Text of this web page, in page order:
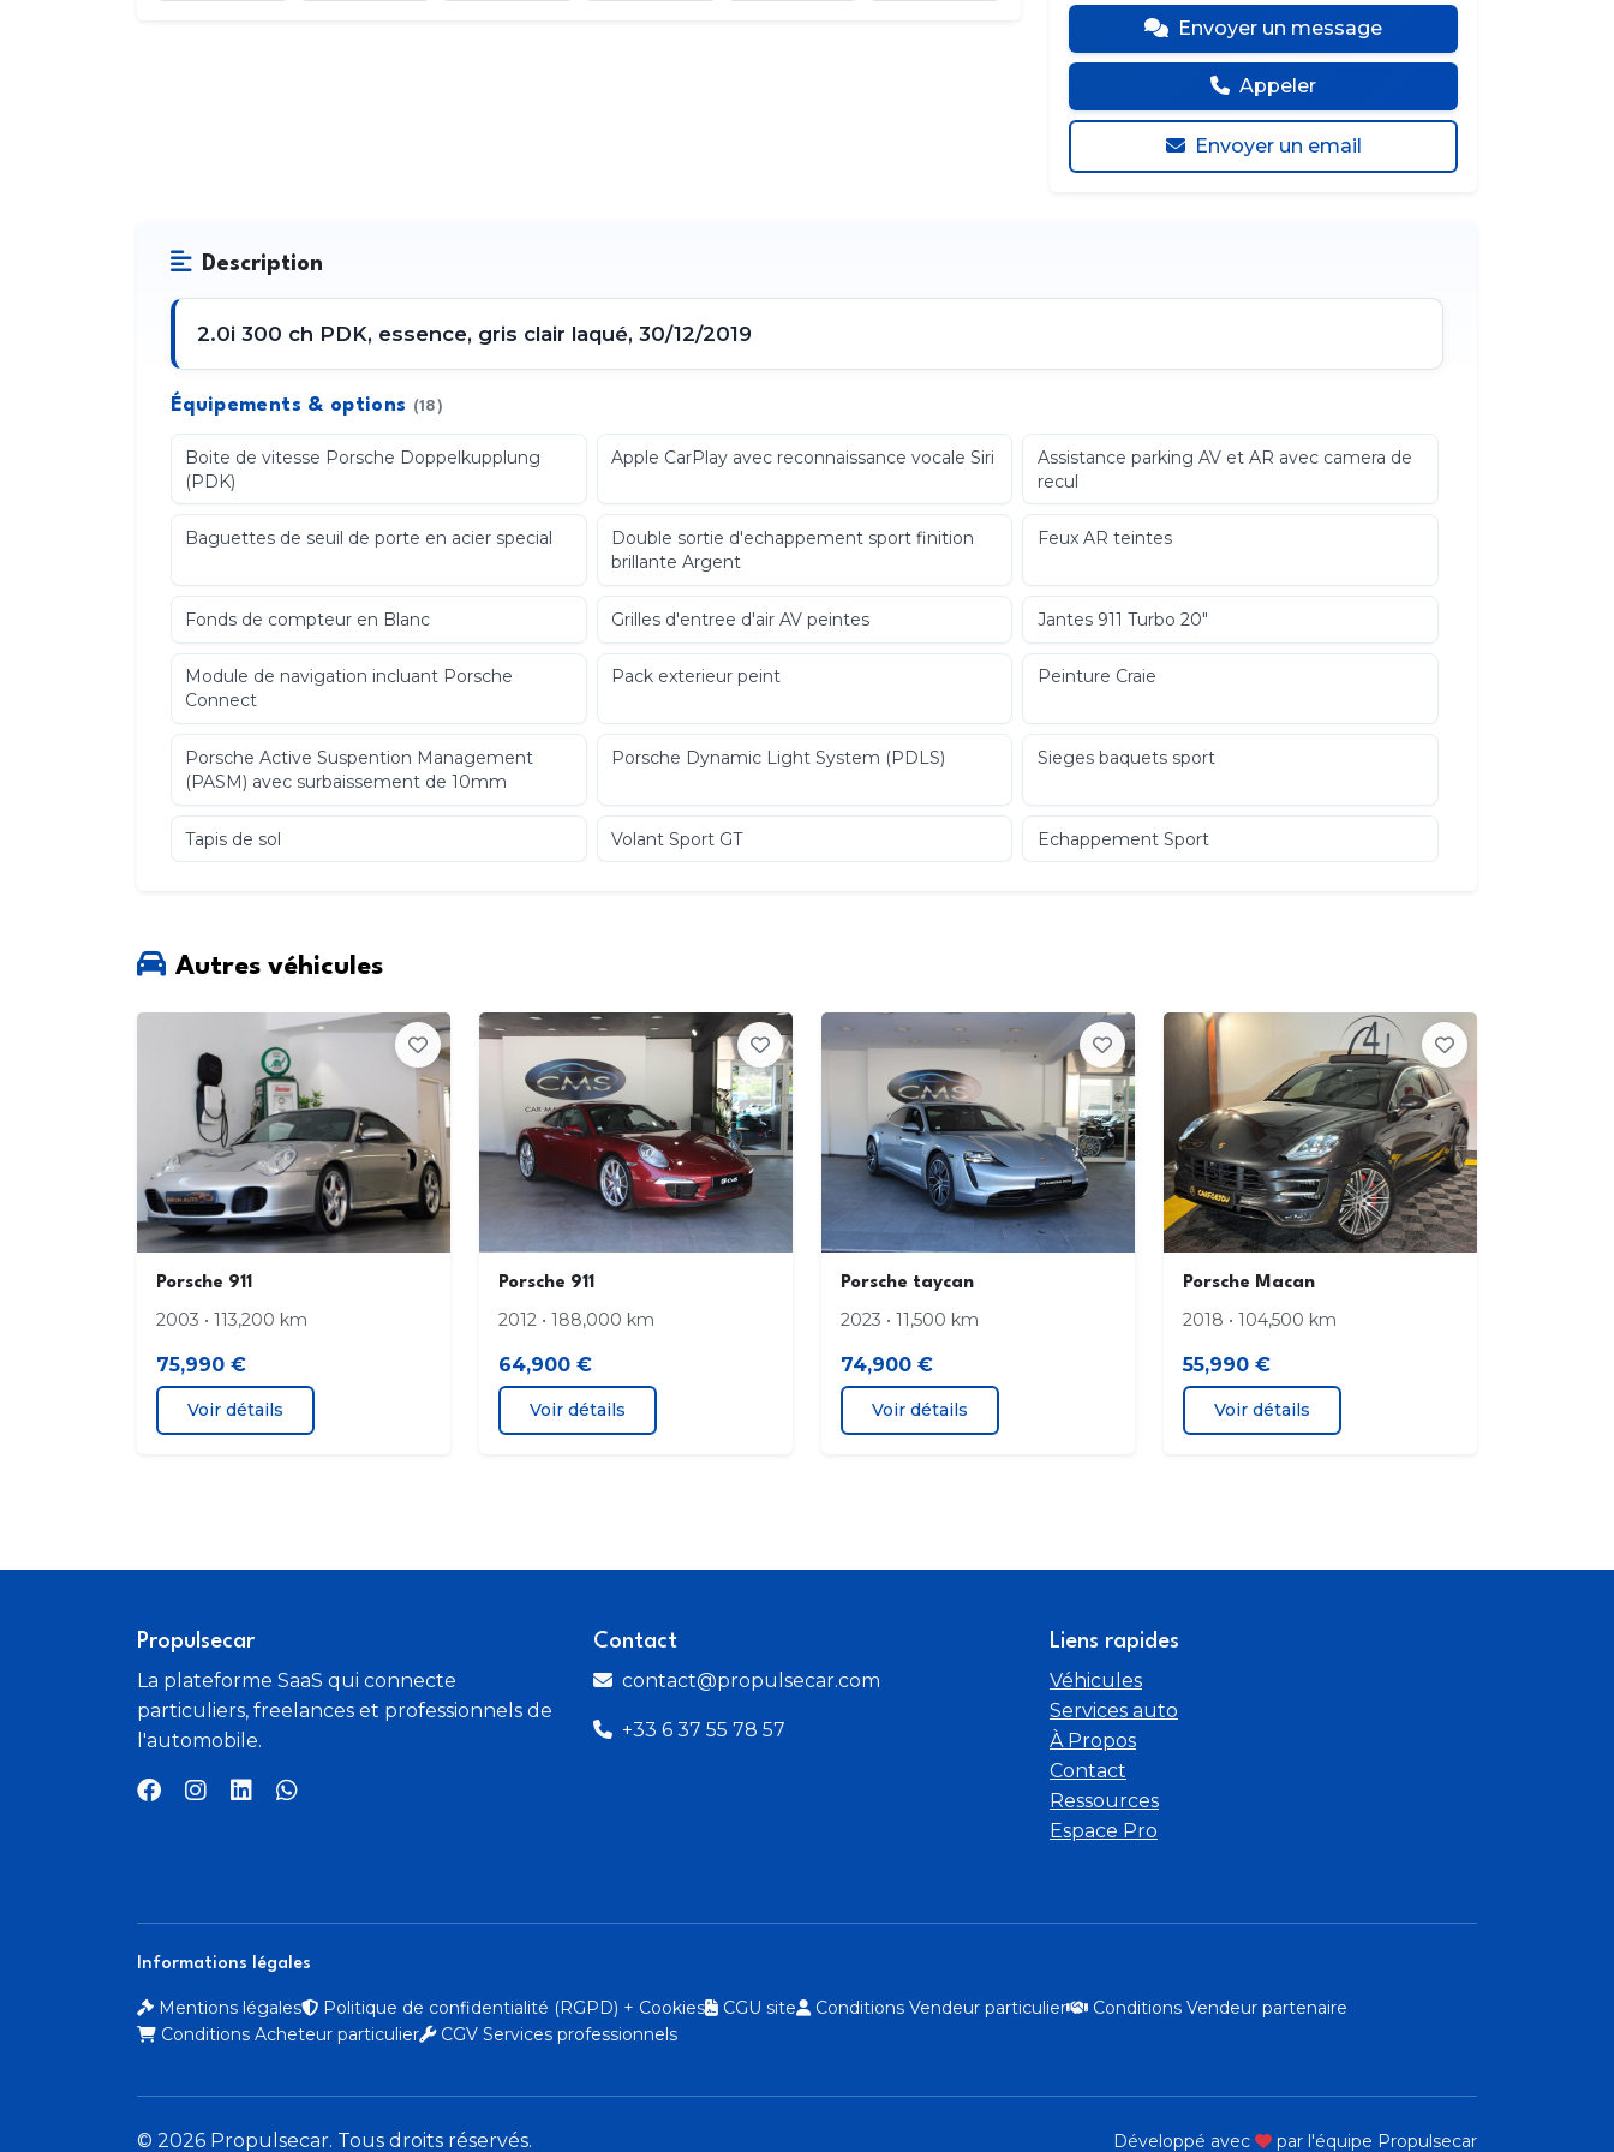
Envoyer un message
Appeler
Envoyer un email
Description
2.0i 300 ch PDK, essence, gris clair laqué, 30/12/2019
Équipements & options (18)
Boite de vitesse Porsche Doppelkupplung
(PDK)
Apple CarPlay avec reconnaissance vocale Siri
Assistance parking AV et AR avec camera de
recul
Baguettes de seuil de porte en acier special
Double sortie d'echappement sport finition
brillante Argent
Feux AR teintes
Fonds de compteur en Blanc Grilles d'entree d'air AV peintes Jantes 911 Turbo 20"
Module de navigation incluant Porsche
Connect
Pack exterieur peint Peinture Craie
Porsche Active Suspention Management
(PASM) avec surbaissement de 10mm
Porsche Dynamic Light System (PDLS) Sieges baquets sport
Tapis de sol Volant Sport GT Echappement Sport
Autres véhicules
Porsche 911
2003 • 113,200 km
75,990 €
Voir détails
Porsche 911
2012 • 188,000 km
64,900 €
Voir détails
Porsche taycan
2023 • 11,500 km
74,900 €
Voir détails
Porsche Macan
2018 • 104,500 km
55,990 €
Voir détails
Propulsecar
La plateforme SaaS qui connecte
particuliers, freelances et professionnels de
l'automobile.
Contact
contact@propulsecar.com
+33 6 37 55 78 57
Liens rapides
Véhicules
Services auto
À Propos
Contact
Ressources
Espace Pro
Informations légales
Mentions légales Politique de confidentialité (RGPD) + Cookies CGU site Conditions Vendeur particulier
Conditions Vendeur partenaire
Conditions Acheteur particulier
CGV Services professionnels
© 2026 Propulsecar. Tous droits réservés. Développé avec par l'équipe Propulsecar